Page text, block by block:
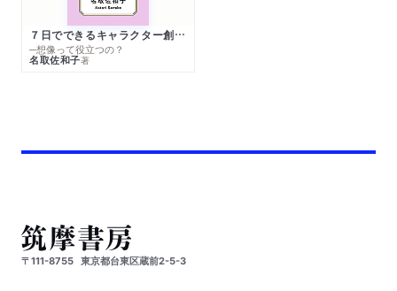
７日でできるキャラクター創作入門
─想像って役立つの？
名取佐和子著
〒111-8755 東京都台東区蔵前2-5-3